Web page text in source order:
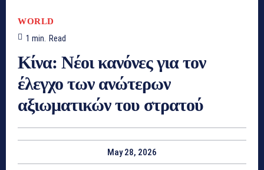
WORLD
1 min. Read
Κίνα: Νέοι κανόνες για τον
έλεγχο των ανώτερων
αξιωματικών του στρατού
May 28, 2026